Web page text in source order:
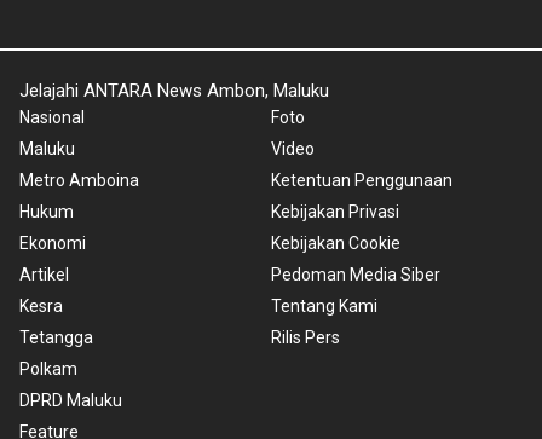
Jelajahi ANTARA News Ambon, Maluku
Nasional
Maluku
Metro Amboina
Hukum
Ekonomi
Artikel
Kesra
Tetangga
Polkam
DPRD Maluku
Feature
Foto
Video
Ketentuan Penggunaan
Kebijakan Privasi
Kebijakan Cookie
Pedoman Media Siber
Tentang Kami
Rilis Pers